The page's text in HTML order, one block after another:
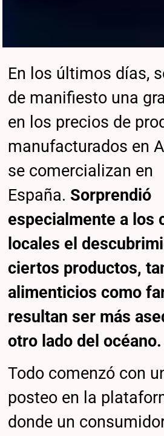
En los últimos días,
de manifiesto una
en los precios de
manufacturados en
se comercializan en
España. Sorprendió
especialmente a los
locales el
ciertos productos,
alimenticios como
resultan ser más
otro lado del océano.
Todo comenzó con
posteo en la
donde un